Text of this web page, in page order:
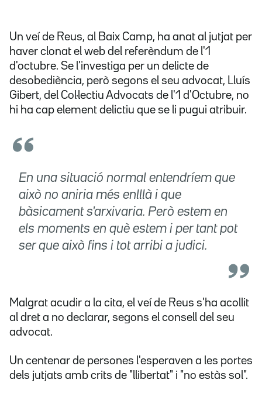
Un veí de Reus, al Baix Camp, ha anat al jutjat per
haver clonat el web del referèndum de l'1
d'octubre. Se l'investiga per un delicte de
desobediència, però segons el seu advocat, Lluís
Gibert, del Col·lectiu Advocats de l'1 d'Octubre, no
hi ha cap element delictiu que se li pugui atribuir.
En una situació normal entendríem que
això no aniria més enlllà i que
bàsicament s'arxivaria. Però estem en
els moments en què estem i per tant pot
ser que això fins i tot arribi a judici.
Malgrat acudir a la cita, el veí de Reus s'ha acollit
al dret a no declarar, segons el consell del seu
advocat.
Un centenar de persones l'esperaven a les portes
dels jutjats amb crits de "llibertat" i "no estàs sol".